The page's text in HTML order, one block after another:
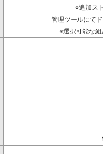
※追加ス
管理ツールにて
※選択可能な